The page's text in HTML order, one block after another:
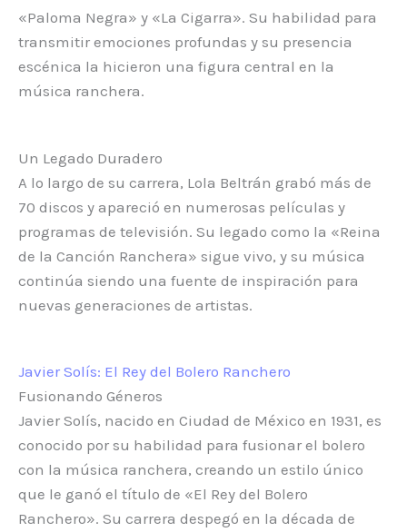
«Paloma Negra» y «La Cigarra». Su habilidad para
transmitir emociones profundas y su presencia
escénica la hicieron una figura central en la
música ranchera.
Un Legado Duradero
A lo largo de su carrera, Lola Beltrán grabó más de
70 discos y apareció en numerosas películas y
programas de televisión. Su legado como la «Reina
de la Canción Ranchera» sigue vivo, y su música
continúa siendo una fuente de inspiración para
nuevas generaciones de artistas.
Javier Solís: El Rey del Bolero Ranchero
Fusionando Géneros
Javier Solís, nacido en Ciudad de México en 1931, es
conocido por su habilidad para fusionar el bolero
con la música ranchera, creando un estilo único
que le ganó el título de «El Rey del Bolero
Ranchero». Su carrera despegó en la década de